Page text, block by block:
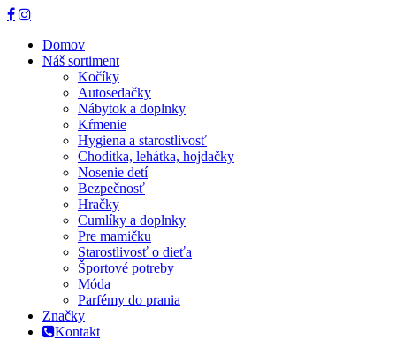
Domov
Náš sortiment
Kočíky
Autosedačky
Nábytok a doplnky
Kŕmenie
Hygiena a starostlivosť
Chodítka, lehátka, hojdačky
Nosenie detí
Bezpečnosť
Hračky
Cumlíky a doplnky
Pre mamičku
Starostlivosť o dieťa
Športové potreby
Móda
Parfémy do prania
Značky
Kontakt